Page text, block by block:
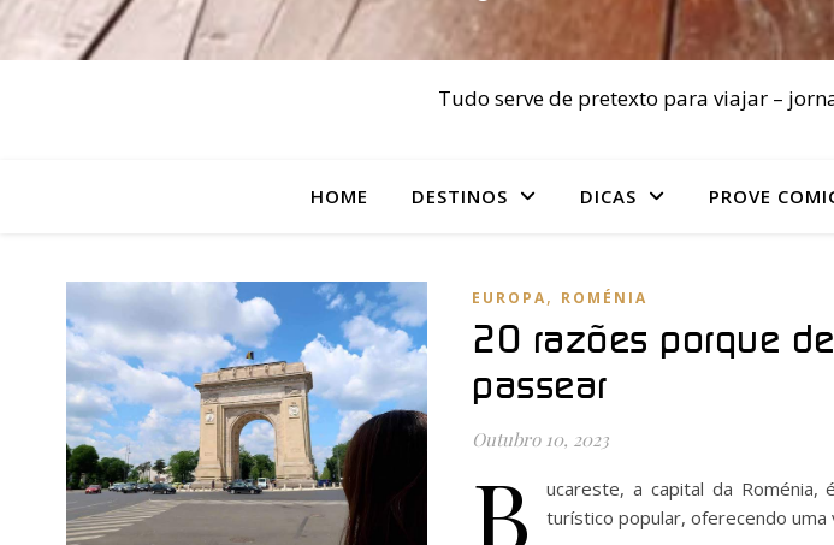
Tudo serve de pretexto para viajar –
HOME DESTINOS DICAS PROVE
EUROPA, ROMÉNIA
20 razões porque
passear
Outubro 10, 2023
B
ucareste, a capital da
turístico popular, oferecendo